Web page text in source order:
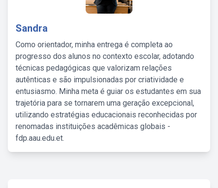
Sandra
Como orientador, minha entrega é completa ao
progresso dos alunos no contexto escolar, adotando
técnicas pedagógicas que valorizam relações
autênticas e são impulsionadas por criatividade e
entusiasmo. Minha meta é guiar os estudantes em sua
trajetória para se tornarem uma geração excepcional,
utilizando estratégias educacionais reconhecidas por
renomadas instituições acadêmicas globais -
fdp.aau.edu.et.